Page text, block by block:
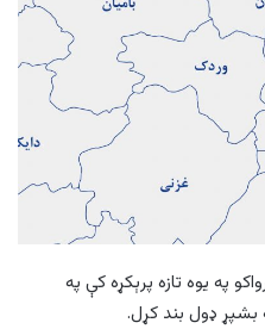
په یوه تازه پرېکړه کې په
بشپړ ډول بند کړل.